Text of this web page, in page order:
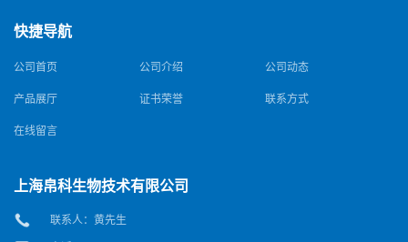
快捷导航
公司首页 公司介绍 公司动态
产品展厅 证书荣誉 联系方式
在线留言
上海帛科生物技术有限公司
联系人：黄先生